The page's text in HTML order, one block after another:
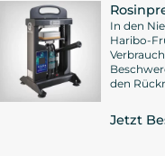
In den
Haribo-
den
Jetzt